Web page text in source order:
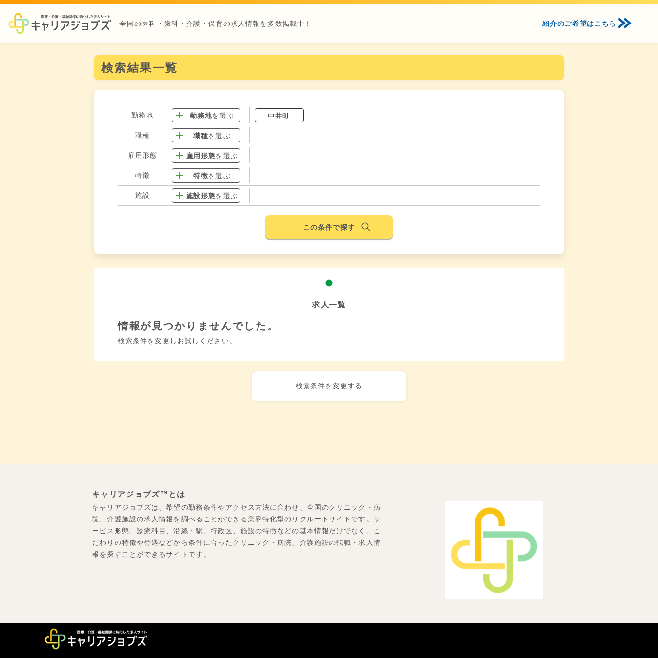
全国の医科・歯科・介護・保育の求人情報を多数掲載中！ 紹介のご希望はこちら
検索結果一覧
勤務地 勤務地を選ぶ 中井町
職種 職種を選ぶ
雇用形態 雇用形態を選ぶ
特徴 特徴を選ぶ
施設 施設形態を選ぶ
この条件で探す
求人一覧
情報が見つかりませんでした。
検索条件を変更しお試しください。
検索条件を変更する
キャリアジョブズ™とは
キャリアジョブズは、希望の勤務条件やアクセス方法に合わせ、全国のクリニック・病
院、介護施設の求人情報を調べることができる業界特化型のリクルートサイトです。サ
ービス形態、診療科目、沿線・駅、行政区、施設の特徴などの基本情報だけでなく、こ
だわりの特徴や待遇などから条件に合ったクリニック・病院、介護施設の転職・求人情
報を探すことができるサイトです。